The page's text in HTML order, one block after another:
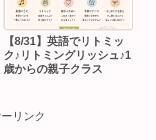
【8/31】英語でリトミッ
ク♪リトミングリッシュ♪1
歳からの親子クラス
リンク